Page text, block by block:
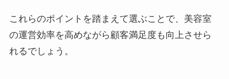
これらのポイントを踏まえて選ぶことで、美容室
の運営効率を高めながら顧客満足度も向上させら
れるでしょう。